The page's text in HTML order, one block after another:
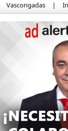
Vascongadas |